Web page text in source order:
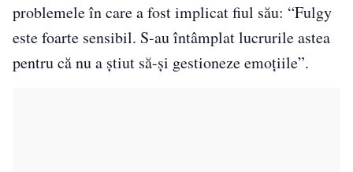
problemele în care a fost implicat fiul său: “Fulgy
este foarte sensibil. S-au întâmplat lucrurile astea
pentru că nu a știut să-și gestioneze emoțiile”.